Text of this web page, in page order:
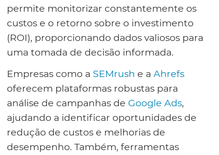
permite monitorizar constantemente os
custos e o retorno sobre o investimento
(ROI), proporcionando dados valiosos para
uma tomada de decisão informada.
Empresas como a SEMrush e a Ahrefs
oferecem plataformas robustas para
análise de campanhas de Google Ads,
ajudando a identificar oportunidades de
redução de custos e melhorias de
desempenho. Também, ferramentas